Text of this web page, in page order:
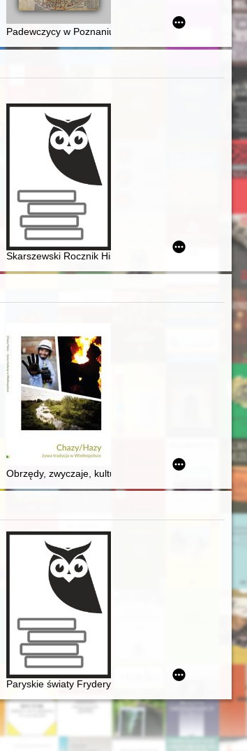
Parliament in Vienna from Lusławice
XVIII i XIX wieku : studium na przykładzie dóbr
mieszkańców ziemi łomżyńskiej i mazowiecko-
Padewczycy w Poznaniu w dobie Renesansu
początki (1966)
courts and the Faculty of Law at the Jagiellonian
Skarszewski Rocznik Historyczny. Nr 3
na ziemiach polskich
1981: zapomniana powieść o Theodorze Herzlu
Obrzędy, zwyczaje, kultura tradycyjna na Chazach
lecie urodzin Fryderyka Chopina i w 100-lecie
Paryskie światy Fryderyka Chopina [1810-1849]